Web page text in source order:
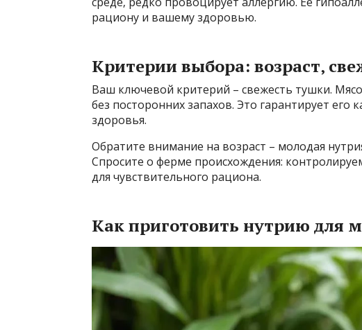
рациону и вашему здоровью.
Критерии выбора: возраст‚
Ваш ключевой критерий – свежесть тушки.
без посторонних запахов. Это гарантирует его
здоровья.
Обратите внимание на возраст – молодая
Спросите о ферме происхождения:
для чувствительного рациона.
Как приготовить нутрию для